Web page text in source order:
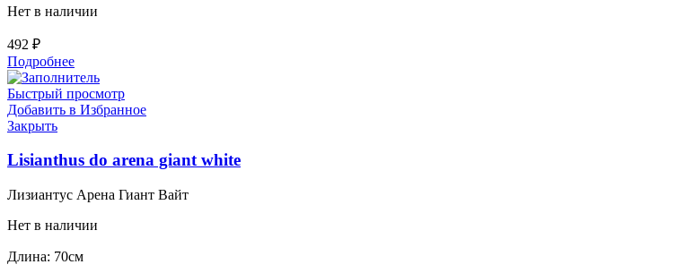
Нет в наличии
492 ₽
Подробнее
Быстрый просмотр
Добавить в Избранное
Закрыть
Lisianthus do arena giant white
Лизиантус Арена Гиант Вайт
Нет в наличии
Длина: 70см